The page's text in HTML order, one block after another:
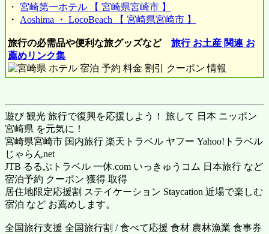
・ 宮崎第一ホテル 【 宮崎県宮崎市 】
・ Aoshima ・ LocoBeach 【 宮崎県宮崎市 】
旅行の必需品や便利な旅グッズなど 旅行 お土産 関連 お
薦めリンク集
遊び 観光 旅行で復興を応援しよう！ 旅して 日本 ニッポン
宮崎県 を元気に！
宮崎県宮崎市 国内旅行 楽天トラベル ヤフー Yahoo!トラベル
じゃらんnet
JTB るるぶトラベル 一休.com いっきゅうコム 日本旅行 など
宿泊予約 クーポン 獲得 取得
居住地限定応援割 ステイケーション Staycation 近場で楽しむ
宿泊 など お薦めします。
全国旅行支援 全国旅行割 / 食べて応援 食材 農林漁業 食事券